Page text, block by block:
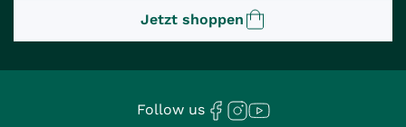
Jetzt shoppen
Follow us